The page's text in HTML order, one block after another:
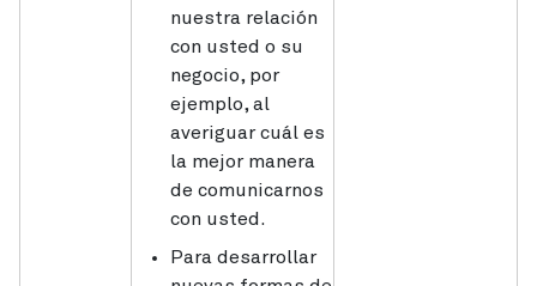
nuestra relación
con usted o su
negocio, por
ejemplo, al
averiguar cuál es
la mejor manera
de comunicarnos
con usted.
Para desarrollar